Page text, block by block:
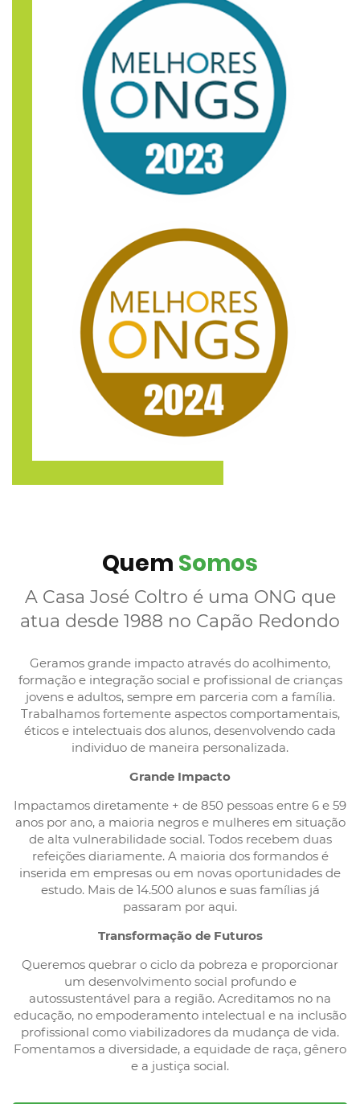
Quem Somos
A Casa José Coltro é uma ONG que
atua desde 1988 no Capão Redondo
Geramos grande impacto através do acolhimento,
formação e integração social e profissional de crianças
jovens e adultos, sempre em parceria com a família.
Trabalhamos fortemente aspectos comportamentais,
éticos e intelectuais dos alunos, desenvolvendo cada
individuo de maneira personalizada.
Grande Impacto
Impactamos diretamente + de 850 pessoas entre 6 e 59
anos por ano, a maioria negros e mulheres em situação
de alta vulnerabilidade social. Todos recebem duas
refeições diariamente. A maioria dos formandos é
inserida em empresas ou em novas oportunidades de
estudo. Mais de 14.500 alunos e suas famílias já
passaram por aqui.
Transformação de Futuros
Queremos quebrar o ciclo da pobreza e proporcionar
um desenvolvimento social profundo e
autossustentável para a região. Acreditamos no na
educação, no empoderamento intelectual e na inclusão
profissional como viabilizadores da mudança de vida.
Fomentamos a diversidade, a equidade de raça, gênero
e a justiça social.